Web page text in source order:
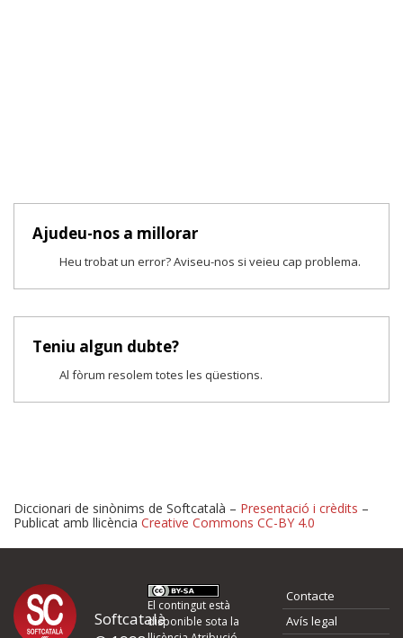
Ajudeu-nos a millorar
Heu trobat un error? Aviseu-nos si veieu cap problema.
Teniu algun dubte?
Al fòrum resolem totes les qüestions.
Proposeu-nos millores o
d'errors
Diccionari de sinònims de Softcatalà – Presentació i crèdits –
Publicat amb llicència Creative Commons CC-BY 4.0
Softcatalà
El contingut està
disponible sota la
Contacte
Avís legal